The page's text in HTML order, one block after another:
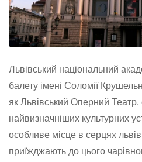
Львівський національний
балету імені Соломії
як Львівський Оперний Театр,
найвизначніших культурних
особливе місце в серцях
приїжджають до цього